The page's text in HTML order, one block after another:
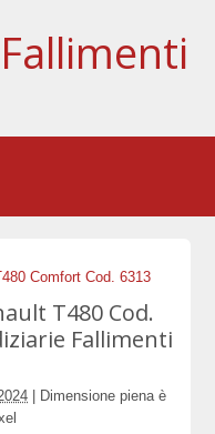
Comfort Cod. 6313
T480 Cod.
Fallimenti
Dimensione piena è